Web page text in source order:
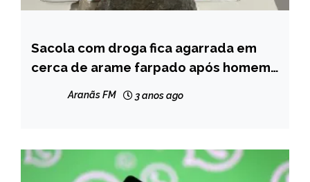
CAPELINHA
MINAS
Sacola com droga fica agarrada em
cerca de arame farpado após homem
Aranãs FM 3 anos ago